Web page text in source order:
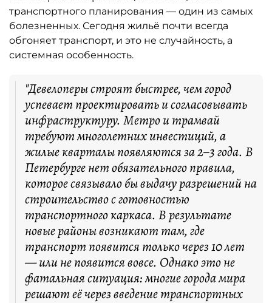
транспортного планирования — один из самых
болезненных. Сегодня жильё почти всегда
обгоняет транспорт, и это не случайность, а
системная особенность.
"Девелоперы строят быстрее, чем город
успевает проектировать и согласовывать
инфраструктуру. Метро и трамвай
требуют многолетних инвестиций, а
жилые кварталы появляются за 2–3 года. В
Петербурге нет обязательного правила,
которое связывало бы выдачу разрешений на
строительство с готовностью
транспортного каркаса. В результате
новые районы возникают там, где
транспорт появится только через 10 лет
— или не появится вовсе. Однако это не
фатальная ситуация: многие города мира
решают её через введение транспортных